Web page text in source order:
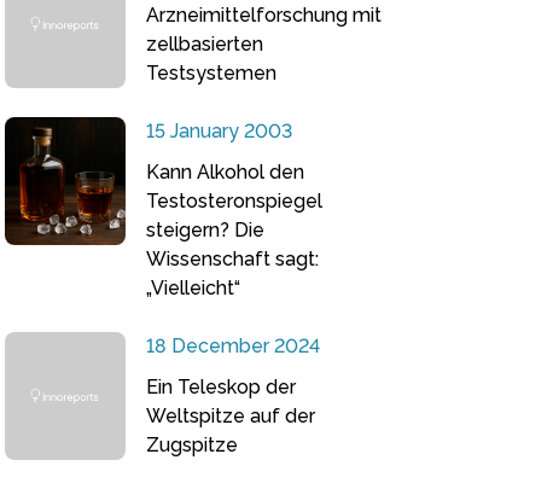
Arzneimittelforschung mit
zellbasierten
Testsystemen
15 January 2003
Kann Alkohol den
Testosteronspiegel
steigern? Die
Wissenschaft sagt:
„Vielleicht“
18 December 2024
Ein Teleskop der
Weltspitze auf der
Zugspitze